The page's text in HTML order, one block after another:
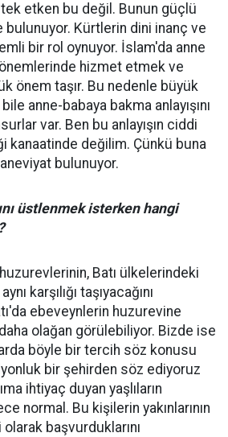
etken bu değil. Bunun güçlü
Kürtlerin dini inanç ve
bir rol oynuyor. İslam'da anne
hizmet etmek ve
önem taşır. Bu nedenle büyük
anne-babaya bakma anlayışını
var. Ben bu anlayışın ciddi
kanaatinde değilim. Çünkü buna
bulunuyor.
üstlenmek isterken hangi
Batı ülkelerindeki
karşılığı taşıyacağını
ebeveynlerin huzurevine
olağan görülebiliyor. Bizde ise
böyle bir tercih söz konusu
bir şehirden söz ediyoruz
ihtiyaç duyan yaşlıların
normal. Bu kişilerin yakınlarının
başvurduklarını